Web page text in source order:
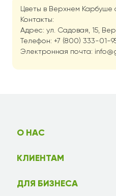
Цветы в Верхнем Карбуше
Контакты:
Адрес: ул. Садовая, 15,
Телефон: +7 (800) 333-01-
Электронная почта:
О НАС
КЛИЕНТАМ
ДЛЯ БИЗНЕСА